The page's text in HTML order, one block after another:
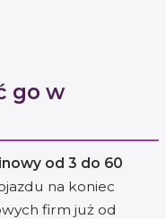
go w
od 3 do 60
na koniec
firm już od